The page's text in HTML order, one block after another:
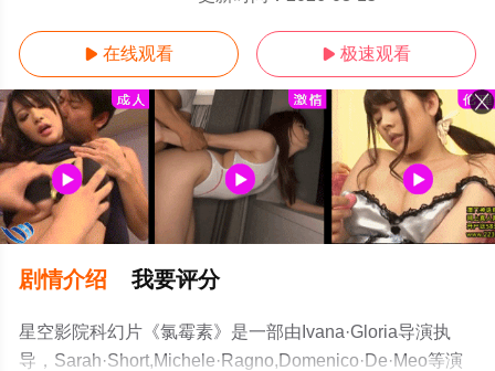
 在线观看  极速观看
剧情介绍 我要评分
星空影院科幻片《氯霉素》是一部由Ivana·Gloria导演执
导，Sarah·Short,Michele·Ragno,Domenico·De·Meo等演